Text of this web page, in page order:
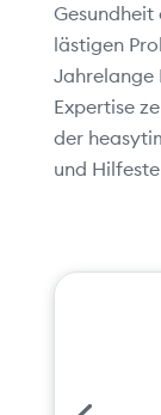
Gesundheit
lästigen
Jahrelange
Expertise
der
und